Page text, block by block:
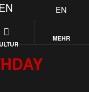
EN
MEHR